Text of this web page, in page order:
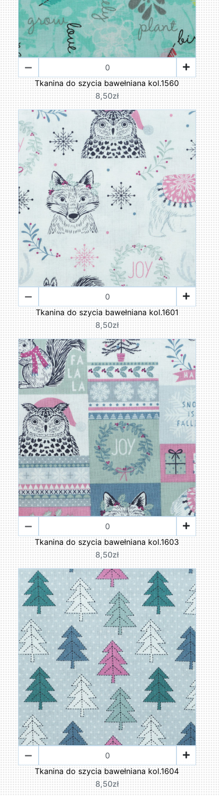
Tkanina do szycia bawełniana kol.1560
8,50zł
Tkanina do szycia bawełniana kol.1601
8,50zł
Tkanina do szycia bawełniana kol.1603
8,50zł
Tkanina do szycia bawełniana kol.1604
8,50zł